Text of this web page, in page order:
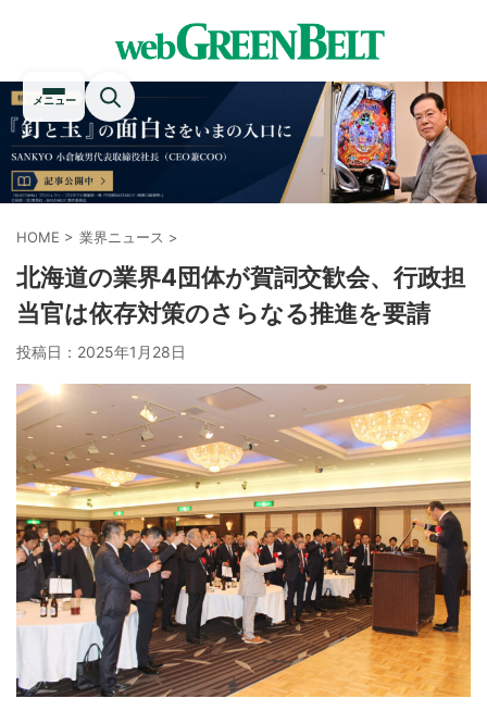
メニュー
HOME > 業界ニュース >
北海道の業界4団体が賀詞交歓会、行政担
当官は依存対策のさらなる推進を要請
投稿日： 2025年1月28日